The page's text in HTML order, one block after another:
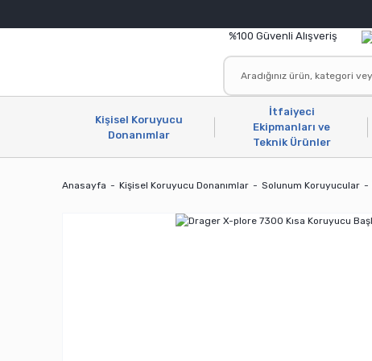
%100 Güvenli Alışveriş
Kişisel Koruyucu
Donanımlar
İtfaiyeci
Ekipmanları ve
Teknik Ürünler
Anasayfa Kişisel Koruyucu Donanımlar Solunum Koruyucular